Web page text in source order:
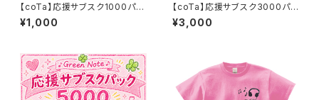
【coTa】応援サブスク1000パッ
ク
¥1,000
【coTa】応援サブスク3000パッ
ク
¥3,000